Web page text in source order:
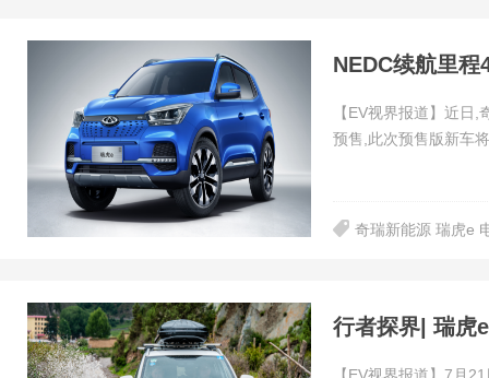
NEDC续航里
【EV视界报道】近日
预售,此次预售版新车
奇瑞新能源 瑞虎e